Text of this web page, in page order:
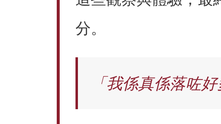
分。
「我係真係落咗